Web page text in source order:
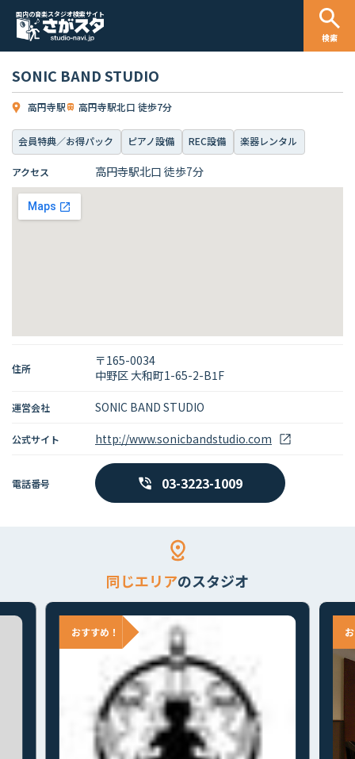
国内の音楽スタジオ検索サイト
検索
SONIC BAND STUDIO
高円寺駅 高円寺駅北口 徒歩7分
会員特典／お得パック ピアノ設備 REC設備 楽器レンタル
アクセス 高円寺駅北口 徒歩7分
住所
〒165-0034
中野区 大和町1-65-2-B1F
運営会社 SONIC BAND STUDIO
公式サイト http://www.sonicbandstudio.com
電話番号 03-3223-1009
同じエリアのスタジオ